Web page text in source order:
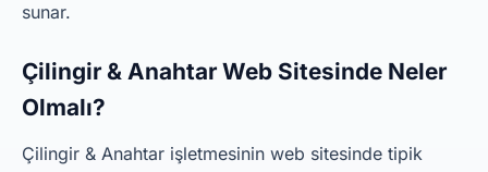
sunar.
Çilingir & Anahtar Web Sitesinde Neler
Olmalı?
Çilingir & Anahtar işletmesinin web sitesinde tipik